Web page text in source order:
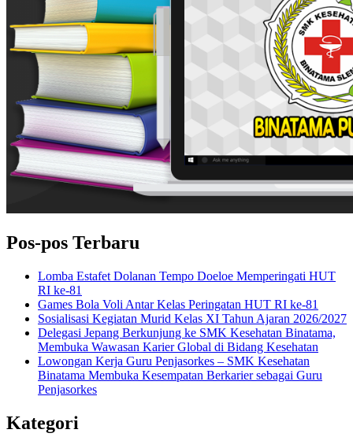
Pos-pos Terbaru
Lomba Estafet Dolanan Tempo Doeloe Memperingati HUT
RI ke-81
Games Bola Voli Antar Kelas Peringatan HUT RI ke-81
Sosialisasi Kegiatan Murid Kelas XI Tahun Ajaran 2026/2027
Delegasi Jepang Berkunjung ke SMK Kesehatan Binatama,
Membuka Wawasan Karier Global di Bidang Kesehatan
Lowongan Kerja Guru Penjasorkes – SMK Kesehatan
Binatama Membuka Kesempatan Berkarier sebagai Guru
Penjasorkes
Kategori